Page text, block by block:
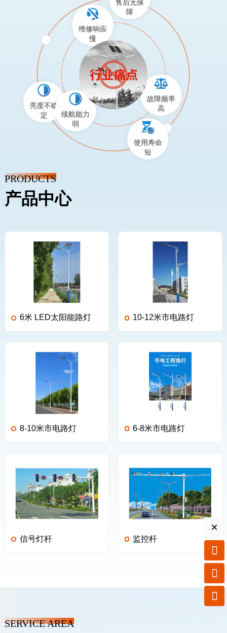
亮度不稳
定
售后无保
障
故障频率
高
续航能力
弱
维修响应
慢
使用寿命
短
PRODUCTS
产品中心
6米 LED太阳能路灯 10-12米市电路灯
8-10米市电路灯 6-8米市电路灯
信号灯杆 监控杆
SERVICE AREA
×


